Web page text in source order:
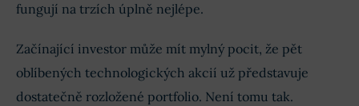
fungují na trzích úplně nejlépe.
Začínající investor může mít mylný pocit, že pět
oblíbených technologických akcií už představuje
dostatečně rozložené portfolio. Není tomu tak.